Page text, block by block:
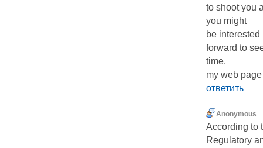
to shoot you
you might
be
forward to
time.
my web
ответить
Anonymous
According to
Regulatory